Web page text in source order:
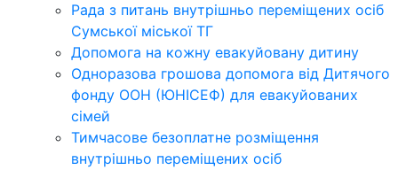
Рада з питань внутрішньо переміщених осіб
Сумської міської ТГ
Допомога на кожну евакуйовану дитину
Одноразова грошова допомога від Дитячого
фонду ООН (ЮНІСЕФ) для евакуйованих
сімей
Тимчасове безоплатне розміщення
внутрішньо переміщених осіб